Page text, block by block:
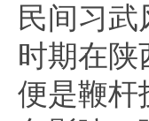
民间习
时期在
便是鞭